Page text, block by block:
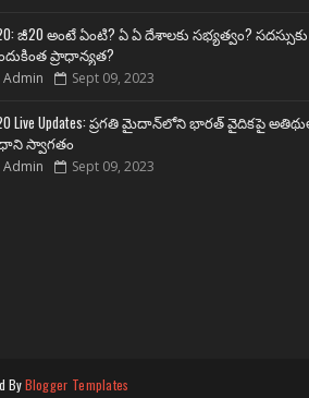
జీ20 అంటే ఏంటి? ఏ ఏ దేశాలకు సభ్యత్వం? సదస్సుకు
ప్రాధాన్యత?
Admin Sept 09, 2023
Live Updates: ప్రగతి మైదాన్‌లోని భారత్ వైదికపై
స్వాగతం
Admin Sept 09, 2023
ByBlogger Templates